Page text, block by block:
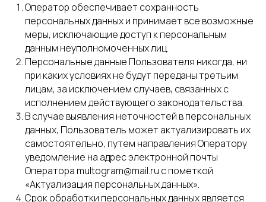
Оператор обеспечивает сохранность
персональных данных и принимает все возможные
меры, исключающие доступ к персональным
данным неуполномоченных лиц.
Персональные данные Пользователя никогда, ни
при каких условиях не будут переданы третьим
лицам, за исключением случаев, связанных с
исполнением действующего законодательства.
В случае выявления неточностей в персональных
данных, Пользователь может актуализировать их
самостоятельно, путем направления Оператору
уведомление на адрес электронной почты
Оператора multogram@mail.ru с пометкой
«Актуализация персональных данных».
Срок обработки персональных данных является